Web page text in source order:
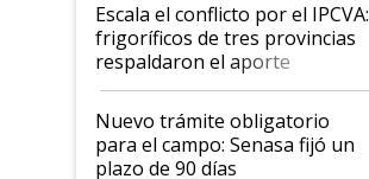
animales: "Mientras me
descalificaban, yo seguí
haciendo currículum"
Escala el conflicto por el IPCVA:
frigoríficos de tres provincias
respaldaron el aporte
obligatorio
Nuevo trámite obligatorio
para el campo: Senasa fijó un
plazo de 90 días